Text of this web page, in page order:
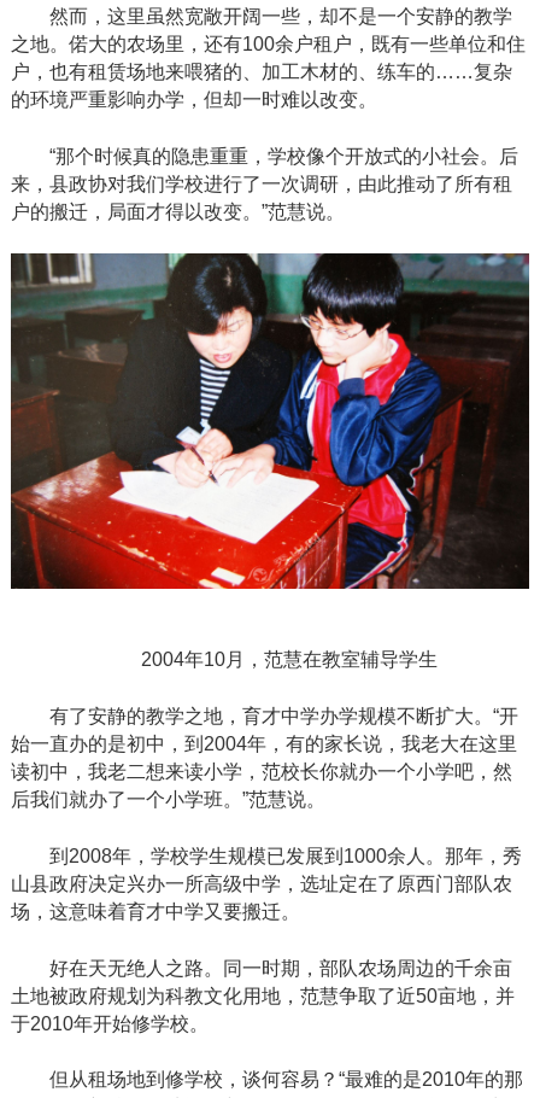
然而，这里虽然宽敞开阔一些，却不是一个安静的教学
之地。偌大的农场里，还有100余户租户，既有一些单位和住
户，也有租赁场地来喂猪的、加工木材的、练车的……复杂
的环境严重影响办学，但却一时难以改变。
“那个时候真的隐患重重，学校像个开放式的小社会。后
来，县政协对我们学校进行了一次调研，由此推动了所有租
户的搬迁，局面才得以改变。”范慧说。
2004年10月，范慧在教室辅导学生
有了安静的教学之地，育才中学办学规模不断扩大。 “开
始一直办的是初中，到2004年，有的家长说，我老大在这里
读初中，我老二想来读小学，范校长你就办一个小学吧，然
后我们就办了一个小学班。”范慧说。
到 2008年，学校学生规模已发展到1000余人。那年，秀
山县政府决定兴办一所高级中学，选址定在了原西门部队农
场，这意味着育才中学又要搬迁。
好在天无绝人之路。同一时期，部队农场周边的千余亩
土地被政府规划为科教文化用地，范慧争取了近50亩地，并
于2010年开始修学校。
但从租场地到修学校，谈何容易？ “最难的是2010年的那